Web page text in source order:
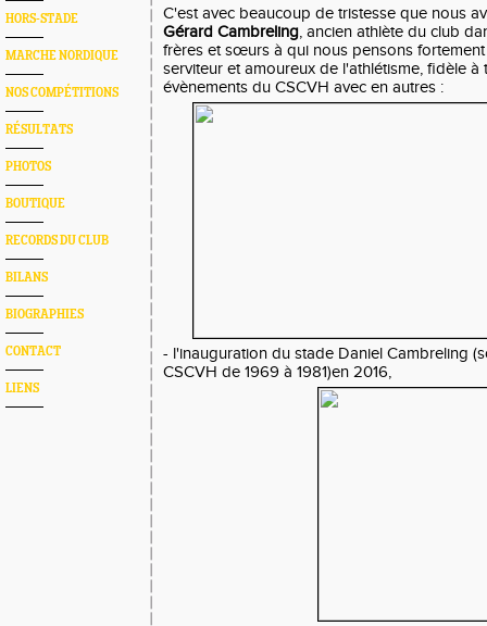
HORS-STADE
MARCHE NORDIQUE
NOS COMPÉTITIONS
RÉSULTATS
PHOTOS
BOUTIQUE
RECORDS DU CLUB
BILANS
BIOGRAPHIES
CONTACT
LIENS
C'est avec beaucoup de tristesse que nous
Gérard Cambreling, ancien athlète du club
frères et sœurs à qui nous pensons
serviteur et amoureux de l'athlétisme, fidèle à
évènements du CSCVH avec en autres :
- l'inauguration du stade Daniel Cambreling
CSCVH de 1969 à 1981)en 2016,